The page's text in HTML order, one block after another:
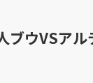
ブウVSア